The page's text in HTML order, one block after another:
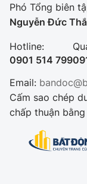
Phó Tổng biên
Nguyễn Đức
Hotline:
0901 514 799
Email:
Cấm sao chép
chấp thuận